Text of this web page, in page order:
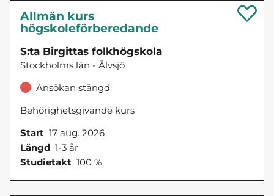
Allmän kurs
högskoleförberedande
S:ta Birgittas folkhögskola
Stockholms län - Älvsjö
Ansökan stängd
Behörighetsgivande kurs
Start 17 aug. 2026
Längd 1-3 år
Studietakt 100 %